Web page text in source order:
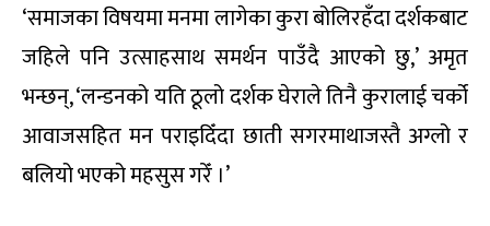
‘समाजका विषयमा मनमा लागेका कुरा बोलिरहँदा दर्शकबाट
जहिले पनि उत्साहसाथ समर्थन पाउँदै आएको छु,’ अमृत
भन्छन्, ‘लन्डनको यति ठूलो दर्शक घेराले तिनै कुरालाई चर्को
आवाजसहित मन पराइदिँदा छाती सगरमाथाजस्तै अग्लो र
बलियो भएको महसुस गरेँ ।’